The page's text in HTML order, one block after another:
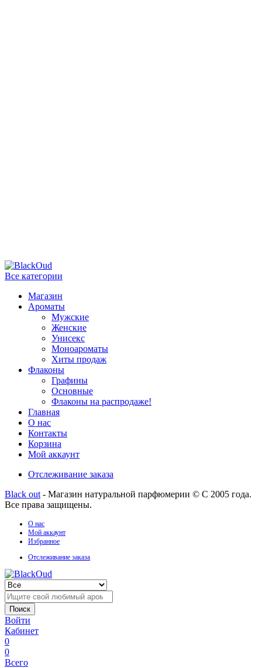
Все категории
Магазин
Ароматы
Мужские
Женские
Унисекс
Моноароматы
Хиты продаж
Флаконы
Графины
Основные
Флаконы на распродаже!
Главная
О нас
Контакты
Корзина
Мой аккаунт
Отслеживание заказа
Black out - Магазин натуральной парфюмерии © С 2005 года.
Все права защищены.
О нас
Мой аккаунт
Избранное
Отслеживание заказа
Поиск
Войти
Кабинет
0
0
Всего